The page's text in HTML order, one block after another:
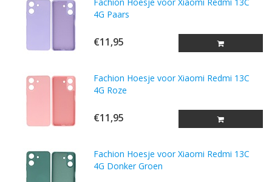
4G Paars
€11,95
Fachion Hoesje voor Xiaomi Redmi 13C
4G Roze
€11,95
Fachion Hoesje voor Xiaomi Redmi 13C
4G Donker Groen